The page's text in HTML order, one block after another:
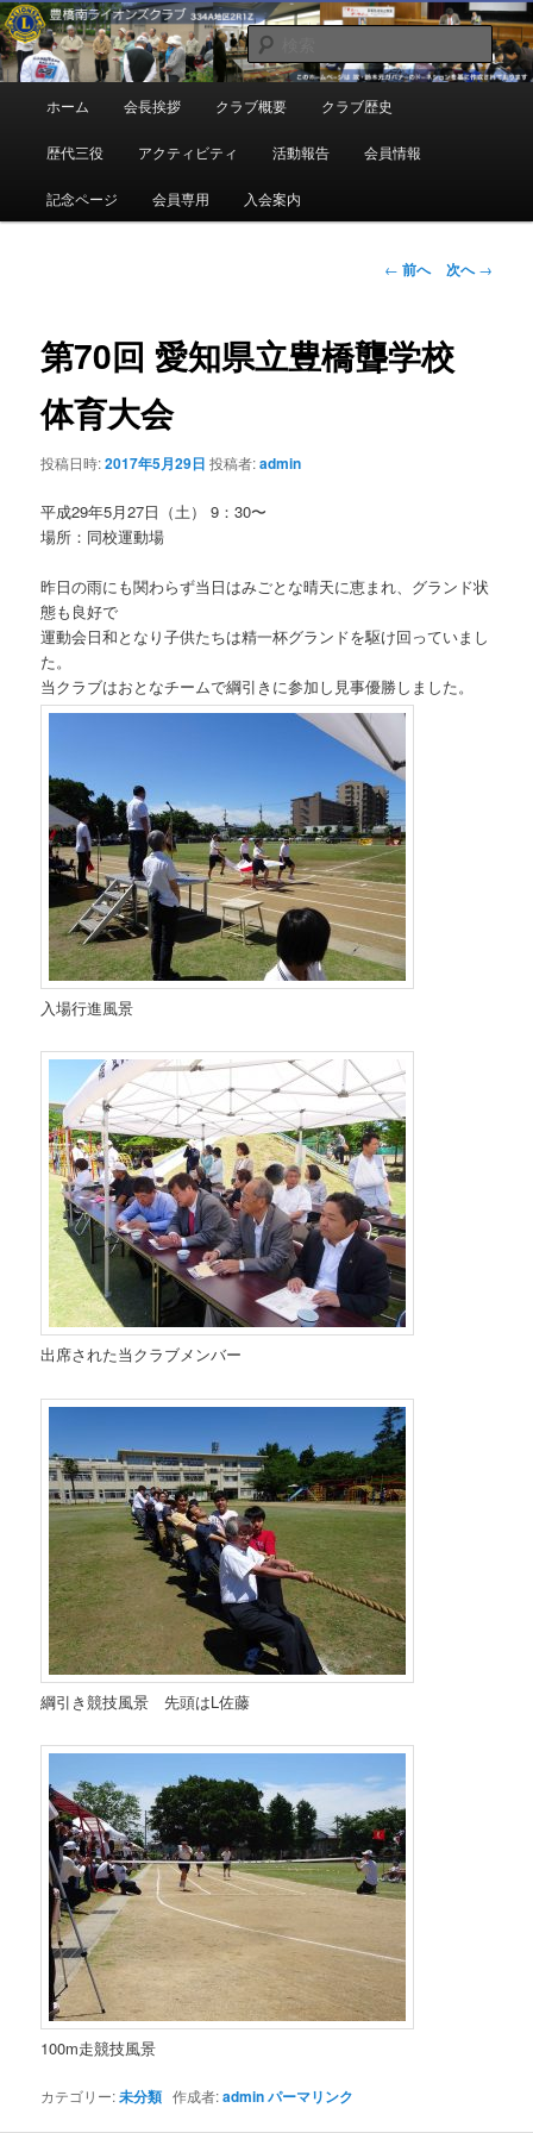
メ
イ
ン
コ
豊橋南ライオンズクラブ
地域奉仕ボランティア
検
索
ュ
ホーム 会長挨拶 クラブ概要 クラブ歴史
歴代三役 アクティビティ 活動報告 会員情報
記念ページ 会員専用 入会案内
投
ビ
ゲ
← 前へ 次へ→
第70回 愛知県立豊橋聾学校
体育大会
投稿日時:2017年5月29日 投稿者:admin
平成29年5月27日（土） 9：30〜
場所：同校運動場
昨日の雨にも関わらず当日はみごとな晴天に恵まれ、グランド状
態も良好で
運動会日和となり子供たちは精一杯グランドを駆け回っていまし
た。
当クラブはおとなチームで綱引きに参加し見事優勝しました。
入場行進風景
出席された当クラブメンバー
綱引き競技風景 先頭はL佐藤
100m走競技風景
カテゴリー:未分類 作成者:adminパーマリンク